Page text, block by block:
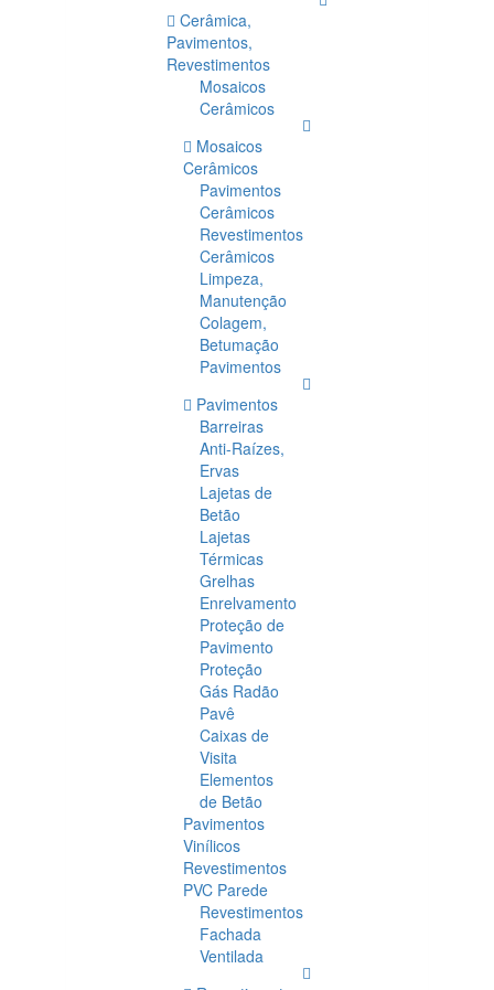
Cerâmica,
Pavimentos,
Revestimentos
Mosaicos
Cerâmicos
Mosaicos
Cerâmicos
Pavimentos
Cerâmicos
Revestimentos
Cerâmicos
Limpeza,
Manutenção
Colagem,
Betumação
Pavimentos
Pavimentos
Barreiras
Anti-Raízes,
Ervas
Lajetas de
Betão
Lajetas
Térmicas
Grelhas
Enrelvamento
Proteção de
Pavimento
Proteção
Gás Radão
Pavê
Caixas de
Visita
Elementos
de Betão
Pavimentos
Vinílicos
Revestimentos
PVC Parede
Revestimentos
Fachada
Ventilada